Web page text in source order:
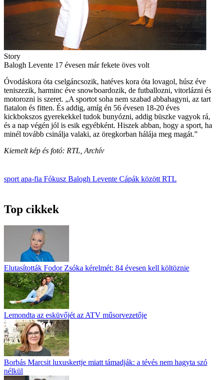
Story
Balogh Levente 17 évesen már fekete öves volt
Óvodáskora óta cselgáncsozik, hatéves kora óta lovagol, húsz éve
teniszezik, harminc éve snowboardozik, de futballozni, vitorlázni és
motorozni is szeret. „A sportot soha nem szabad abbahagyni, az tart
fiatalon és fitten. És addig, amíg én 56 évesen 18-20 éves
kickbokszos gyerekekkel tudok bunyózni, addig büszke vagyok rá,
és a nap végén jól is esik egyébként. Hiszek abban, hogy a sport, ha
minél tovább csinálja valaki, az öregkorban hálája meg magát.”
Kiemelt kép és fotó: RTL, Archív
sport apa-fia Fókusz Balogh Levente Cápák között RTL
Top cikkek
Elutasították Fodor Zsóka kérelmét: 84 évesen kell költöznie
Lemondta az esküvőjét az ATV műsorvezetője
Borbás Marcsit luxuskertje miatt támadják: a tévés nem hagyta szó
nélkül